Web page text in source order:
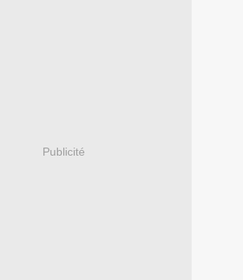
Publicité